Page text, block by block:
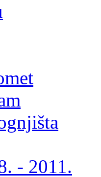
- 2011.